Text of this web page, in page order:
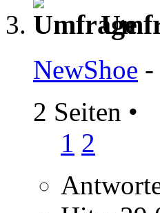
NewShoe -
2 Seiten •
1 2